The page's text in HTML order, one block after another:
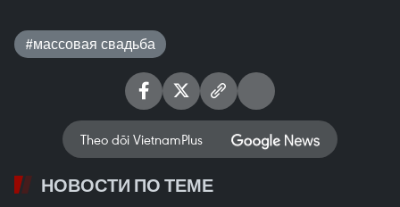
#массовая свадьба
Theo dõi VietnamPlus
НОВОСТИ ПО ТЕМЕ